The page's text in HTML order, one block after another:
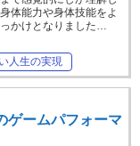
体能力や身体技能をよ
かけとなりました…
人生の実現
ゲームパフォーマ